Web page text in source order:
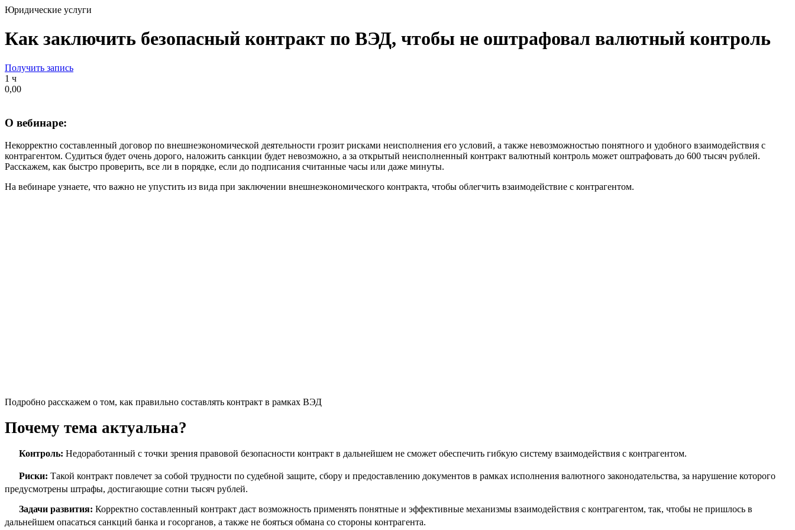
Юридические услуги
Как заключить безопасный контракт по ВЭД, чтобы не оштрафовал валютный контроль
Получить запись
1 ч
0,00
О вебинаре:
Некорректно составленный договор по внешнеэкономической деятельности грозит рисками неисполнения его условий, а также невозможностью понятного и удобного взаимодействия с
контрагентом. Судиться будет очень дорого, наложить санкции будет невозможно, а за открытый неисполненный контракт валютный контроль может оштрафовать до 600 тысяч рублей.
Расскажем, как быстро проверить, все ли в порядке, если до подписания считанные часы или даже минуты.
На вебинаре узнаете, что важно не упустить из вида при заключении внешнеэкономического контракта, чтобы облегчить взаимодействие с контрагентом.
Подробно расскажем о том, как правильно составлять контракт в рамках ВЭД
Почему тема актуальна?
Контроль: Недоработанный с точки зрения правовой безопасности контракт в дальнейшем не сможет обеспечить гибкую систему взаимодействия с контрагентом.
Риски: Такой контракт повлечет за собой трудности по судебной защите, сбору и предоставлению документов в рамках исполнения валютного законодательства, за нарушение которого
предусмотрены штрафы, достигающие сотни тысяч рублей.
Задачи развития: Корректно составленный контракт даст возможность применять понятные и эффективные механизмы взаимодействия с контрагентом, так, чтобы не пришлось в
дальнейшем опасаться санкций банка и госорганов, а также не бояться обмана со стороны контрагента.